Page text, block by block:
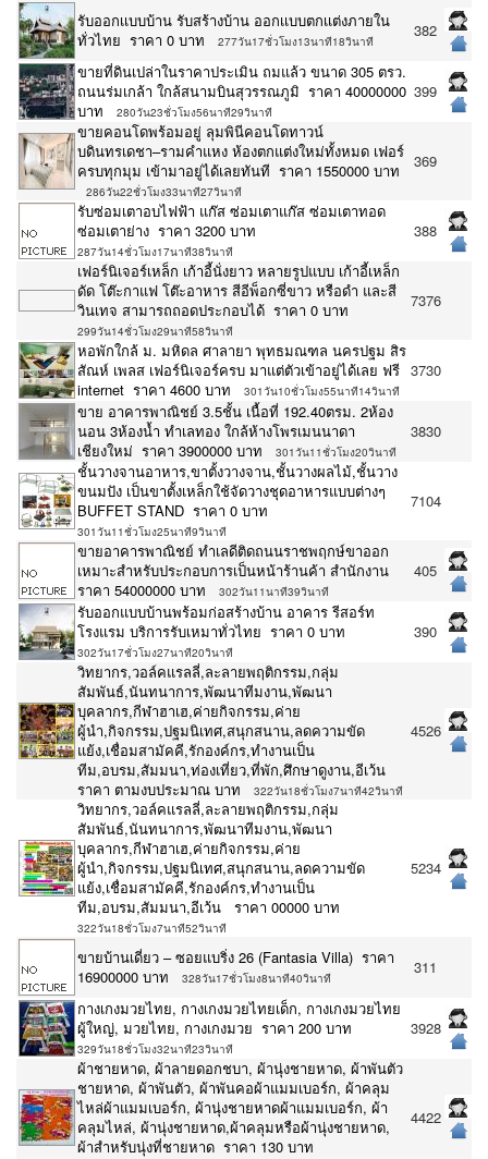
รับออกเเบบบ้าน รับสร้างบ้าน ออกเเบบตกเเต่งภายใน
ทั่วไทย ราคา 0 บาท
277วัน17ชั่วโมง13นาที18วินาที
382
ขายที่ดินเปล่าในราคาประเมิน ถมแล้ว ขนาด 305 ตรว.
ถนนร่มเกล้า ใกล้สนามบินสุวรรณภูมิ ราคา 40000000
บาท
280วัน23ชั่วโมง56นาที29วินาที
399
ขายคอนโดพร้อมอยู่ ลุมพินีคอนโดทาวน์
บดินทรเดชา–รามคำแหง ห้องตกแต่งใหม่ทั้งหมด เฟอร์
ครบทุกมุม เข้ามาอยู่ได้เลยทันที ราคา 1550000 บาท
286วัน22ชั่วโมง33นาที27วินาที
369
รับซ่อมเตาอบไฟฟ้า แก๊ส ซ่อมเตาแก๊ส ซ่อมเตาทอด
ซ่อมเตาย่าง ราคา 3200 บาท
287วัน14ชั่วโมง17นาที38วินาที
388
เฟอร์นิเจอร์เหล็ก เก้าอี้นั่งยาว หลายรูปแบบ เก้าอี้เหล็ก
ดัด โต๊ะกาแฟ โต๊ะอาหาร สีอีพ็อกซี่ขาว หรือดำ และสี
วินเทจ สามารถถอดประกอบได้ ราคา 0 บาท
299วัน14ชั่วโมง29นาที58วินาที
7376
หอพักใกล้ ม. มหิดล ศาลายา พุทธมณฑล นครปฐม สิร
สัณห์ เพลส เฟอร์นิเจอร์ครบ มาแต่ตัวเข้าอยู่ได้เลย ฟรี
internet ราคา 4600 บาท
301วัน10ชั่วโมง55นาที14วินาที
3730
ขาย อาคารพาณิชย์ 3.5ชั้น เนื้อที่ 192.40ตรม. 2ห้อง
นอน 3ห้องน้ำ ทำเลทอง ใกล้ห้างโพรเมนนาดา
เชียงใหม่ ราคา 3900000 บาท
301วัน11ชั่วโมง20วินาที
3830
ชั้นวางจานอาหาร,ขาตั้งวางจาน,ชั้นวางผลไม้,ชั้นวาง
ขนมปัง เป็นขาตั้งเหล็กใช้จัดวางชุดอาหารแบบต่างๆ
BUFFET STAND ราคา 0 บาท
301วัน11ชั่วโมง25นาที9วินาที
7104
ขายอาคารพาณิชย์ ทำเลดีติดถนนราชพฤกษ์ขาออก
เหมาะสำหรับประกอบการเป็นหน้าร้านค้า สำนักงาน
ราคา 54000000 บาท
302วัน11นาที39วินาที
405
รับออกแบบบ้านพร้อมก่อสร้างบ้าน อาคาร รีสอร์ท
โรงแรม บริการรับเหมาทั่วไทย ราคา 0 บาท
302วัน17ชั่วโมง27นาที20วินาที
390
วิทยากร,วอล์คแรลลี่,ละลายพฤติกรรม,กลุ่ม
สัมพันธ์,นันทนาการ,พัฒนาทีมงาน,พัฒนา
บุคลากร,กีฬาฮาเฮ,ค่ายกิจกรรม,ค่าย
ผู้นำ,กิจกรรม,ปฐมนิเทศ,สนุกสนาน,ลดความขัด
แย้ง,เชื่อมสามัคคี,รักองค์กร,ทำงานเป็น
ทีม,อบรม,สัมมนา,ท่องเที่ยว,ที่พัก,ศึกษาดูงาน,อีเว้น
ราคา ตามงบประมาณ บาท
322วัน18ชั่วโมง7นาที42วินาที
4526
วิทยากร,วอล์คแรลลี่,ละลายพฤติกรรม,กลุ่ม
สัมพันธ์,นันทนาการ,พัฒนาทีมงาน,พัฒนา
บุคลากร,กีฬาฮาเฮ,ค่ายกิจกรรม,ค่าย
ผู้นำ,กิจกรรม,ปฐมนิเทศ,สนุกสนาน,ลดความขัด
แย้ง,เชื่อมสามัคคี,รักองค์กร,ทำงานเป็น
ทีม,อบรม,สัมมนา,อีเว้น ราคา 00000 บาท
322วัน18ชั่วโมง7นาที52วินาที
5234
ขายบ้านเดี่ยว – ซอยแบริ่ง 26 (Fantasia Villa) ราคา
16900000 บาท
328วัน17ชั่วโมง8นาที40วินาที
311
กางเกงมวยไทย, กางเกงมวยไทยเด็ก, กางเกงมวยไทย
ผู้ใหญ่, มวยไทย, กางเกงมวย ราคา 200 บาท
329วัน18ชั่วโมง32นาที23วินาที
3928
ผ้าชายหาด, ผ้าลายดอกชบา, ผ้านุ่งชายหาด, ผ้าพันตัว
ชายหาด, ผ้าพันตัว, ผ้าพันคอผ้าแมมเบอร์ก, ผ้าคลุม
ไหล่ผ้าแมมเบอร์ก, ผ้านุ่งชายหาดผ้าแมมเบอร์ก, ผ้า
คลุมไหล่, ผ้านุ่งชายหาด,ผ้าคลุมหรือผ้านุ่งชายหาด,
ผ้าสำหรับนุ่งที่ชายหาด ราคา 130 บาท
4422